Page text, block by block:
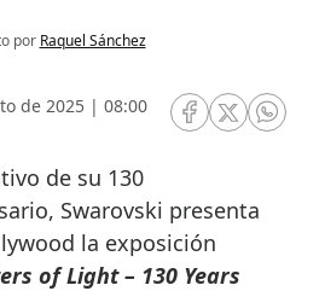
por Raquel Sánchez
de 2025 | 08:00
RRSS Facebook
RRSSRRSS
Swarovski presenta
la exposición
of Light – 130 Years